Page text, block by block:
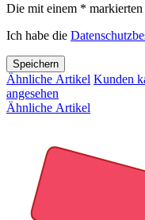
Die mit einem *
Ich habe die
Speichern
Ähnliche Artikel Kunden
angesehen
Ähnliche Artikel